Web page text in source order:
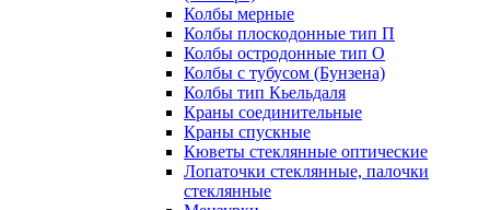
Колбы мерные
Колбы плоскодонные тип П
Колбы остродонные тип О
Колбы с тубусом (Бунзена)
Колбы тип Кьельдаля
Краны соединительные
Краны спускные
Кюветы стеклянные оптические
Лопаточки стеклянные, палочки
стеклянные